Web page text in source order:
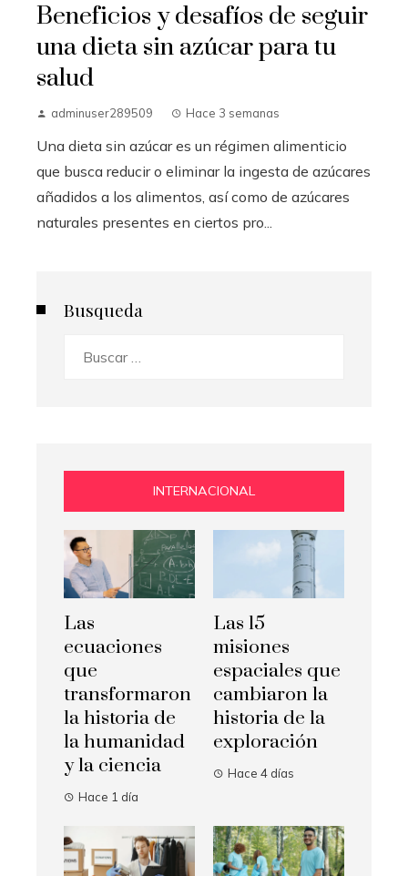
Beneficios y desafíos de seguir
una dieta sin azúcar para tu
salud
adminuser289509 Hace 3 semanas
Una dieta sin azúcar es un régimen alimenticio
que busca reducir o eliminar la ingesta de azúcares
añadidos a los alimentos, así como de azúcares
naturales presentes en ciertos pro...
Busqueda
INTERNACIONAL
Las
ecuaciones
que
transformaron
la historia de
la humanidad
y la ciencia
Hace 1 día
Las 15
misiones
espaciales que
cambiaron la
historia de la
exploración
Hace 4 días